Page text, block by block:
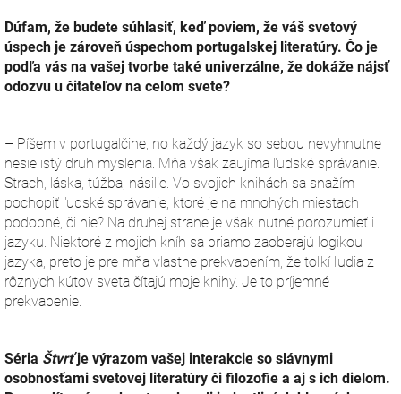
Dúfam, že budete súhlasiť, keď poviem, že váš svetový
úspech je zároveň úspechom portugalskej literatúry. Čo je
podľa vás na vašej tvorbe také univerzálne, že dokáže nájsť
odozvu u čitateľov na celom svete?
– Píšem v portugalčine, no každý jazyk so sebou nevyhnutne
nesie istý druh myslenia. Mňa však zaujíma ľudské správanie.
Strach, láska, túžba, násilie. Vo svojich knihách sa snažím
pochopiť ľudské správanie, ktoré je na mnohých miestach
podobné, či nie? Na druhej strane je však nutné porozumieť i
jazyku. Niektoré z mojich kníh sa priamo zaoberajú logikou
jazyka, preto je pre mňa vlastne prekvapením, že toľkí ľudia z
rôznych kútov sveta čítajú moje knihy. Je to príjemné
prekvapenie.
Séria Štvrťje výrazom vašej interakcie so slávnymi
osobnosťami sve­tovej literatúry či filozofie a aj s ich dielom.